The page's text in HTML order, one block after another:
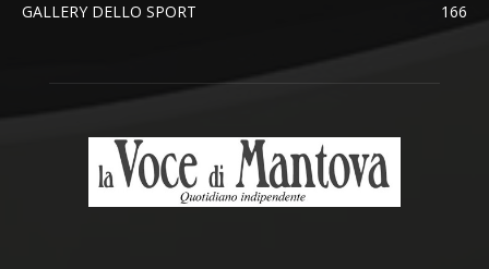
GALLERY DELLO SPORT
166